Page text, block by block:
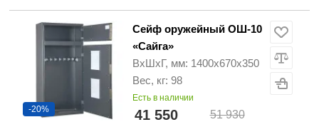
-20%
Сейф оружейный ОШ-10
«Сайга»
ВхШхГ, мм: 1400х670х350
Вес, кг: 98
Есть в наличии
41 550
51 930